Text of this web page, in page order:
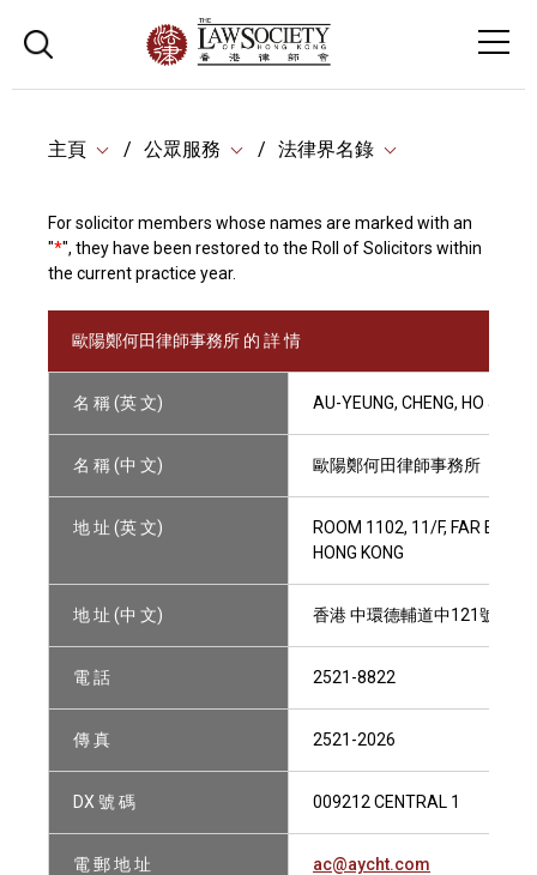
主頁 公眾服務 法律界名錄
For solicitor members whose names are marked with an
"*", they have been restored to the Roll of Solicitors within
the current practice year.
歐陽鄭何田律師事務所 的 詳 情
名 稱 (英 文) AU-YEUNG, CHENG, HO & TIN
名 稱 (中 文) 歐陽鄭何田律師事務所
地 址 (英 文)
ROOM 1102, 11/F, FAR EAST
HONG KONG
地 址 (中 文) 香港 中環德輔道中121號 遠
電 話 2521-8822
傳 真 2521-2026
DX 號 碼 009212 CENTRAL 1
電 郵 地 址 ac@aycht.com